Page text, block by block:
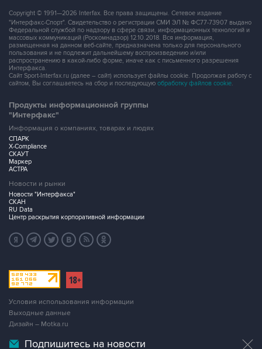
Copyright © 1991—2026 Interfax. Все права защищены. Сетевое издание
"Интерфакс-Спорт". Свидетельство о регистрации СМИ ЭЛ № ФС77-73907 выдано
Федеральной службой по надзору в сфере связи, информационных технологий и
массовых коммуникаций (Роскомнадзор) 12.10.2018. Вся информация,
размещенная на данном веб-сайте, предназначена только для персонального
пользования и не подлежит дальнейшему воспроизведению и/или
распространению в какой-либо форме, иначе как с письменного разрешения
Интерфакса.
Сайт Sport-Interfax.ru (далее – сайт) использует файлы cookie. Продолжая работу с
сайтом, Вы соглашаетесь на сбор и последующую обработку файлов cookie.
Продукты информационной группы
"Интерфакс"
Информация о компаниях, товарах и людях
СПАРК
X-Compliance
СКАУТ
Маркер
АСТРА
Новости и рынки
Новости "Интерфакса"
СКАН
RU Data
Центр раскрытия корпоративной информации
Условия использования информации
Выходные данные
Дизайн – Motka.ru
Подпишитесь на новости